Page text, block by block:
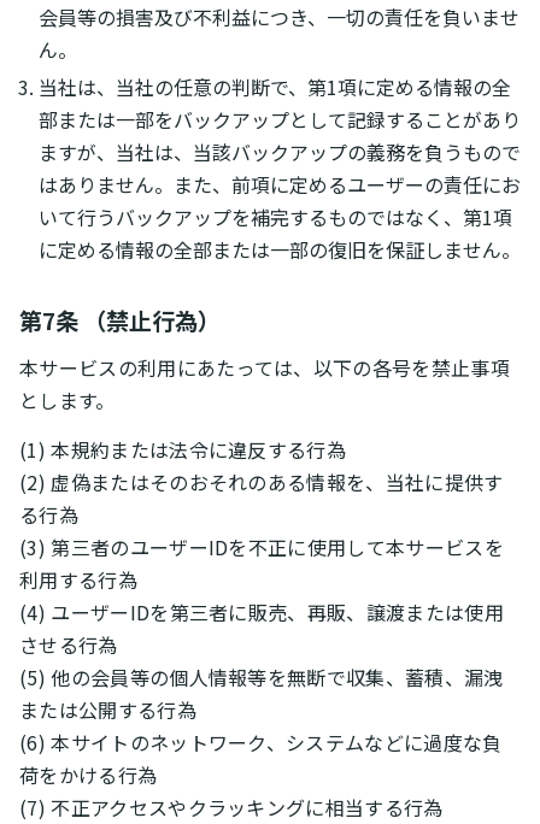
会員等の損害及び不利益につき、一切の責任を負いませ
ん。
当社は、当社の任意の判断で、第1項に定める情報の全
部または一部をバックアップとして記録することがあり
ますが、当社は、当該バックアップの義務を負うもので
はありません。また、前項に定めるユーザーの責任にお
いて行うバックアップを補完するものではなく、第1項
に定める情報の全部または一部の復旧を保証しません。
第7条 （禁止行為）
本サービスの利用にあたっては、以下の各号を禁止事項
とします。
(1) 本規約または法令に違反する行為
(2) 虚偽またはそのおそれのある情報を、当社に提供す
る行為
(3) 第三者のユーザーIDを不正に使用して本サービスを
利用する行為
(4) ユーザーIDを第三者に販売、再販、譲渡または使用
させる行為
(5) 他の会員等の個人情報等を無断で収集、蓄積、漏洩
または公開する行為
(6) 本サイトのネットワーク、システムなどに過度な負
荷をかける行為
(7) 不正アクセスやクラッキングに相当する行為